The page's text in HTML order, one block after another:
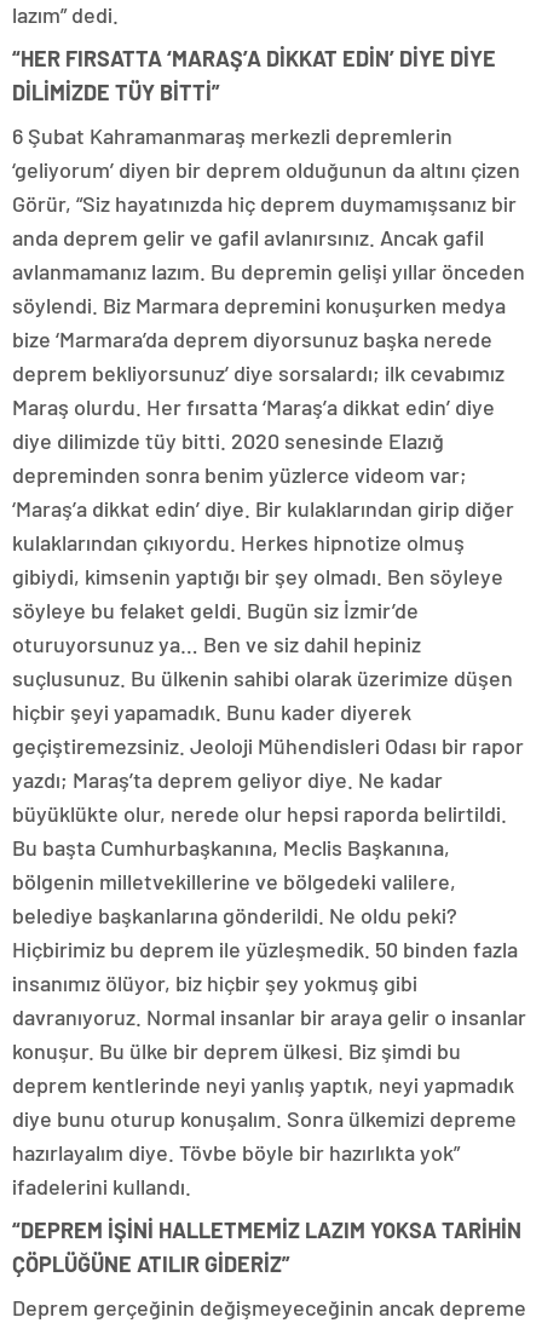
lazım” dedi.
“HER FIRSATTA ‘MARAŞ’A DİKKAT EDİN’ DİYE DİYE
DİLİMİZDE TÜY BİTTİ”
6 Şubat Kahramanmaraş merkezli depremlerin
‘geliyorum’ diyen bir deprem olduğunun da altını çizen
Görür, “Siz hayatınızda hiç deprem duymamışsanız bir
anda deprem gelir ve gafil avlanırsınız. Ancak gafil
avlanmamanız lazım. Bu depremin gelişi yıllar önceden
söylendi. Biz Marmara depremini konuşurken medya
bize ‘Marmara’da deprem diyorsunuz başka nerede
deprem bekliyorsunuz’ diye sorsalardı; ilk cevabımız
Maraş olurdu. Her fırsatta ‘Maraş’a dikkat edin’ diye
diye dilimizde tüy bitti. 2020 senesinde Elazığ
depreminden sonra benim yüzlerce videom var;
‘Maraş’a dikkat edin’ diye. Bir kulaklarından girip diğer
kulaklarından çıkıyordu. Herkes hipnotize olmuş
gibiydi, kimsenin yaptığı bir şey olmadı. Ben söyleye
söyleye bu felaket geldi. Bugün siz İzmir’de
oturuyorsunuz ya… Ben ve siz dahil hepiniz
suçlusunuz. Bu ülkenin sahibi olarak üzerimize düşen
hiçbir şeyi yapamadık. Bunu kader diyerek
geçiştiremezsiniz. Jeoloji Mühendisleri Odası bir rapor
yazdı; Maraş’ta deprem geliyor diye. Ne kadar
büyüklükte olur, nerede olur hepsi raporda belirtildi.
Bu başta Cumhurbaşkanına, Meclis Başkanına,
bölgenin milletvekillerine ve bölgedeki valilere,
belediye başkanlarına gönderildi. Ne oldu peki?
Hiçbirimiz bu deprem ile yüzleşmedik. 50 binden fazla
insanımız ölüyor, biz hiçbir şey yokmuş gibi
davranıyoruz. Normal insanlar bir araya gelir o insanlar
konuşur. Bu ülke bir deprem ülkesi. Biz şimdi bu
deprem kentlerinde neyi yanlış yaptık, neyi yapmadık
diye bunu oturup konuşalım. Sonra ülkemizi depreme
hazırlayalım diye. Tövbe böyle bir hazırlıkta yok”
ifadelerini kullandı.
“DEPREM İŞİNİ HALLETMEMİZ LAZIM YOKSA TARİHİN
ÇÖPLÜĞÜNE ATILIR GİDERİZ”
Deprem gerçeğinin değişmeyeceğinin ancak depreme